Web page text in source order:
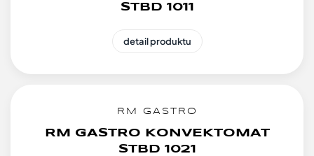
STBD 1011
detail produktu
RM GASTRO
RM GASTRO KONVEKTOMAT
STBD 1021